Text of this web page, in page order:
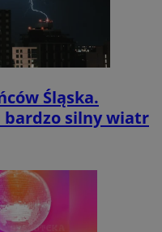
Śląska.
bardzo silny wiatr